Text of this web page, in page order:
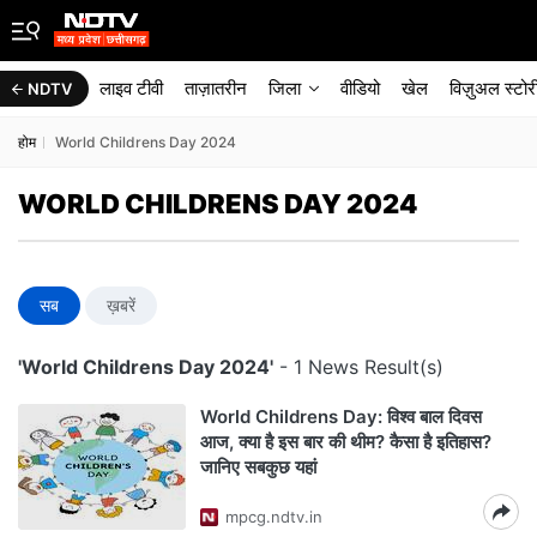
NDTV लाइव टीवी ताज़ातरीन जिला वीडियो खेल विज़ुअल
होम World Childrens Day 2024
WORLD CHILDRENS DAY 2024
सब ख़बरें
'World Childrens Day 2024' - 1 News Result(s)
World Childrens Day: विश्व बाल दिवस
आज, क्या है इस बार की थीम? कैसा है इतिहास?
जानिए सबकुछ यहां
mpcg.ndtv.in